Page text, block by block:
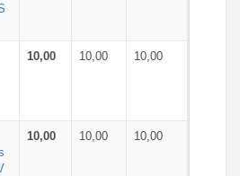
10,00 10,00 10,00
10,00 10,00 10,00